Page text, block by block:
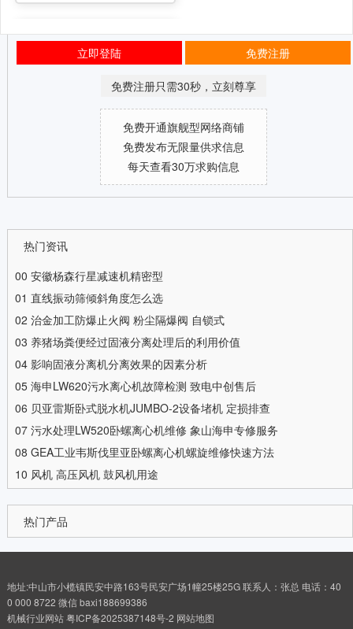
立即登陆 免费注册
免费注册只需30秒，立刻尊享
免费开通旗舰型网络商铺
免费发布无限量供求信息
每天查看30万求购信息
热门资讯
00 安徽杨森行星减速机精密型
01 直线振动筛倾斜角度怎么选
02 治金加工防爆止火阀 粉尘隔爆阀 自锁式
03 养猪场粪便经过固液分离处理后的利用价值
04 影响固液分离机分离效果的因素分析
05 海申LW620污水离心机故障检测 致电中创售后
06 贝亚雷斯卧式脱水机JUMBO-2设备堵机 定损排查
07 污水处理LW520卧螺离心机维修 象山海申专修服务
08 GEA工业韦斯伐里亚卧螺离心机螺旋维修快速方法
10 风机 高压风机 鼓风机用途
热门产品
地址:中山市小榄镇民安中路163号民安广场1幢25楼25G 联系人：张总 电话：40
0 000 8722 微信 baxi188699386
机械行业网站粤ICP备2025387148号-2 网站地图